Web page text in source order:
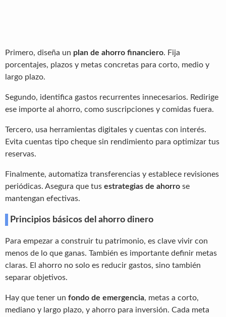
Primero, diseña un plan de ahorro financiero. Fija
porcentajes, plazos y metas concretas para corto, medio y
largo plazo.
Segundo, identifica gastos recurrentes innecesarios. Redirige
ese importe al ahorro, como suscripciones y comidas fuera.
Tercero, usa herramientas digitales y cuentas con interés.
Evita cuentas tipo cheque sin rendimiento para optimizar tus
reservas.
Finalmente, automatiza transferencias y establece revisiones
periódicas. Asegura que tus estrategias de ahorro se
mantengan efectivas.
Principios básicos del ahorro dinero
Para empezar a construir tu patrimonio, es clave vivir con
menos de lo que ganas. También es importante definir metas
claras. El ahorro no solo es reducir gastos, sino también
separar objetivos.
Hay que tener un fondo de emergencia, metas a corto,
mediano y largo plazo, y ahorro para inversión. Cada meta